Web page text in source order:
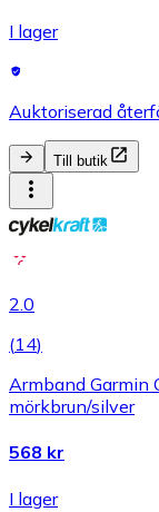
I lager
Auktoriserad
Till butik
2.0
(14)
Armband Garmin
mörkbrun/silver
568 kr
I lager